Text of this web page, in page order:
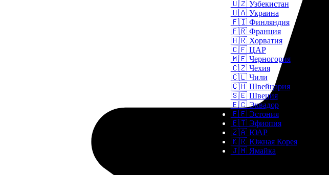
🇺🇿 Узбекистан
🇺🇦 Украина
🇫🇮 Финляндия
🇫🇷 Франция
🇭🇷 Хорватия
🇨🇫 ЦАР
🇲🇪 Черногория
🇨🇿 Чехия
🇨🇱 Чили
🇨🇭 Швейцария
🇸🇪 Швеция
🇪🇨 Эквадор
🇪🇪 Эстония
🇪🇹 Эфиопия
🇿🇦 ЮАР
🇰🇷 Южная Корея
🇯🇲 Ямайка